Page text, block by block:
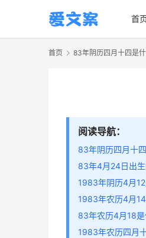
首
首页 83年阴历四月十四是
阅读导航：
83年阴历四月十
83年4月24日出
1983年阴历4月
1983年农历4月
83年农历4月18
1983年农历四月